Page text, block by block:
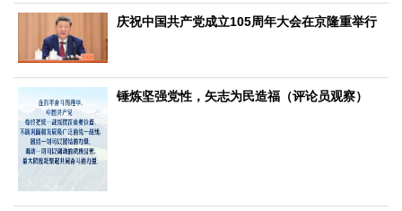
政治
深化改革 依法治国
网文推荐
文化
中华文化 核心价值
文化观察
智海钩沉
社会
庆祝中国共产党成立105周年大会在京隆重举行
锤炼坚强党性，矢志为民造福（评论员观察）